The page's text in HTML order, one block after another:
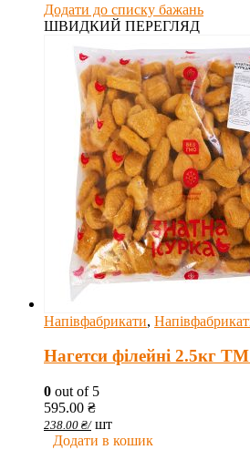
Додати до списку бажань
ШВИДКИЙ ПЕРЕГЛЯД
Напівфабрикати,
Нагетси філейні 2.5кг
0 out of 5
595.00 ₴
238.00 ₴/ шт
Додати в кошик